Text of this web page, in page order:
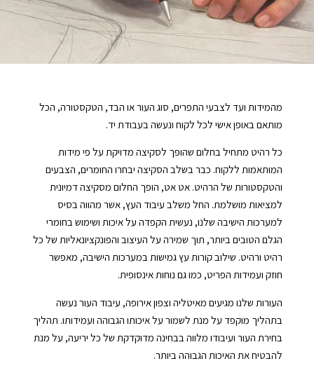
מהמידות‭ ‬ועד‭ ‬לצבעי‭ ‬התפרים‭,‬ סוג‭ ‬העור‭ ‬או‭ ‬הבד‭,‬ הטקסטורה‭,‬ הכל‭
‬מותאם‭ ‬באופן‭ ‬אישי‭ ‬לכל‭ ‬לקוח‭ ‬ונעשה‭ ‬בעבודת‭ ‬יד‭.‬
כל‭ ‬רהיט‭ ‬מתחיל‭ ‬בחלום‭ ‬שהופך‭ ‬לסקיצה‭ ‬מדויקת‭ ‬על‭ ‬פי‭ ‬מידות‭
‬המותאמות‭ ‬ללקוח‭.‬ כבר‭ ‬בשלב‭ ‬הסקיצה‭ ‬יבחרו‭ ‬החומרים‭,‬ הצבעים‭
‬והטקסטורות‭ ‬של‭ ‬הרהיט‭.‬ אט‭ ‬אט‭,‬ הופך‭ ‬החלום‭ ‬מסקיצה‭ ‬דמיונית‭
‬למערכות‭ ‬הישיבה‭ ‬שלנו‭,‬ נעשית‭ ‬הקפדה‭ ‬על‭ ‬איכות‭ ‬ושימוש‭ ‬בחומרי‭
‬הגלם‭ ‬הטובים‭ ‬ביותר‭,‬ תוך‭ ‬שמירה‭ ‬על‭ ‬העיצוב‭ ‬והפונקציונאליות‭ ‬של‭ ‬כל‭
‬רהיט‭ ‬ורהיט‭.‬ שילוב‭ ‬קורות‭ ‬עץ‭ ‬גמישות‭ ‬במערכות‭ ‬הישיבה‭ ,‬מאפשר‭
‬חוזק‭ ‬ועמידות‭ ‬הפריט‭,‬ כמו‭ ‬גם‭ ‬נוחות‭ ‬אינסופית‭.‬
העורות‭ ‬שלנו‭ ‬מגיעים‭ ‬מאיטליה‭ ‬וצפון‭ ‬אירופה‭,‬ עיבוד‭ ‬העור‭ ‬נעשה‭
‬בחירת‭ ‬העור‭ ‬ועיבודו‭ ‬מלווה‭ ‬בבחינה‭ ‬מדוקדקת‭ ‬של‭ ‬כל‭ ‬יריעה‭,‬ על‭ ‬מנת‭
‬להבטיח‭ ‬את‭ ‬האיכות‭ ‬הגבוהה‭ ‬ביותר‭.‬